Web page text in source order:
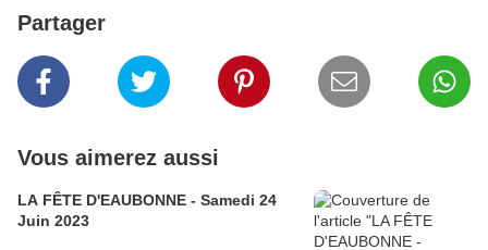
Partager
Vous aimerez aussi
LA FÊTE D'EAUBONNE - Samedi 24
Juin 2023